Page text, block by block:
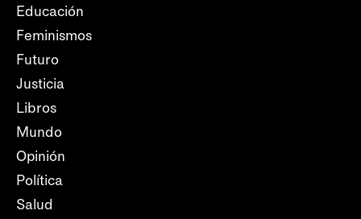
Educación
Feminismos
Futuro
Justicia
Libros
Mundo
Opinión
Política
Salud